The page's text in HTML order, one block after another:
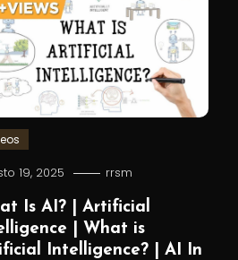
19, 2025 rrsm
Is AI? | Artificial
| What is
Intelligence? | AI In